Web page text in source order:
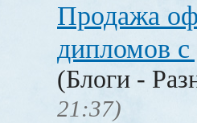
Продажа
дипломов с
(Блоги -
21:37)